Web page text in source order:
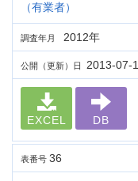
（有業者）
調査年月 2012年
公開（更新）日 2013-07-
EXCEL DB
表番号 36